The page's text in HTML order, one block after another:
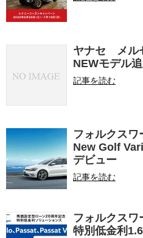
ヤナセ メル
NEWモデル
記事を読む
フォルクス
New Golf
デビュー
記事を読む
フォルクスワ
特別低金利